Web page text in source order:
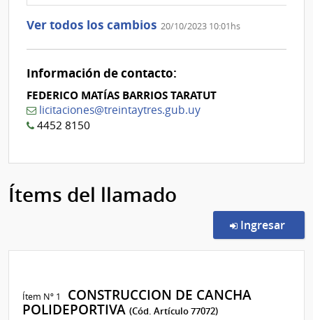
Ver todos los cambios 20/10/2023 10:01hs
Información de contacto:
FEDERICO MATÍAS BARRIOS TARATUT
licitaciones@treintaytres.gub.uy
4452 8150
Ítems del llamado
Ingresar
Ítem Nº 1
CONSTRUCCION DE CANCHA
POLIDEPORTIVA(Cód. Artículo 77072)